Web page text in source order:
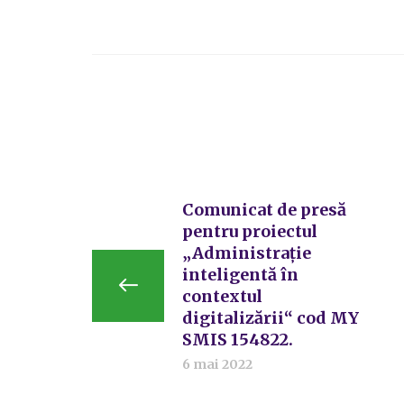
Comunicat de presă
pentru proiectul
„Administrație
inteligentă în
contextul
digitalizării“ cod MY
SMIS 154822.
6 mai 2022